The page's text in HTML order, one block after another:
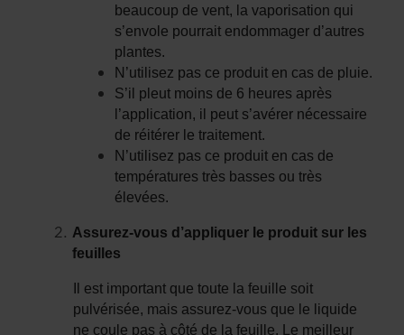
beaucoup de vent, la vaporisation qui
s’envole pourrait endommager d’autres
plantes.
N’utilisez pas ce produit en cas de pluie.
S’il pleut moins de 6 heures après
l’application, il peut s’avérer nécessaire
de réitérer le traitement.
N’utilisez pas ce produit en cas de
températures très basses ou très
élevées.
Assurez-vous d’appliquer le produit sur les
feuilles
Il est important que toute la feuille soit
pulvérisée, mais assurez-vous que le liquide
ne coule pas à côté de la feuille. Le meilleur